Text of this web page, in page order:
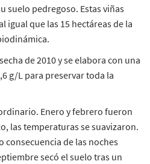
suelo pedregoso. Estas viñas
igual que las 15 hectáreas de la
de 2010 y se elabora con una
g/L para preservar toda la
Enero y febrero fueron
las temperaturas se suavizaron.
consecuencia de las noches
secó el suelo tras un